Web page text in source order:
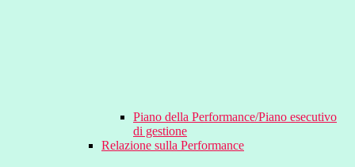
Piano della Performance/Piano esecutivo
di gestione
Relazione sulla Performance